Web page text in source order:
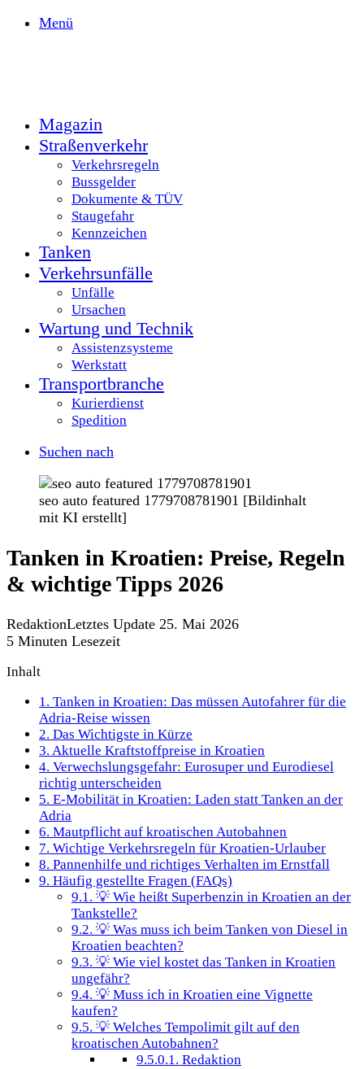
Menü
Magazin
Straßenverkehr
Verkehrsregeln
Bussgelder
Dokumente & TÜV
Staugefahr
Kennzeichen
Tanken
Verkehrsunfälle
Unfälle
Ursachen
Wartung und Technik
Assistenzsysteme
Werkstatt
Transportbranche
Kurierdienst
Spedition
Suchen nach
seo auto featured 1779708781901 [Bildinhalt
mit KI erstellt]
Tanken in Kroatien: Preise, Regeln
& wichtige Tipps 2026
RedaktionLetztes Update 25. Mai 2026
5 Minuten Lesezeit
Inhalt
1. Tanken in Kroatien: Das müssen Autofahrer für die
Adria-Reise wissen
2. Das Wichtigste in Kürze
3. Aktuelle Kraftstoffpreise in Kroatien
4. Verwechslungsgefahr: Eurosuper und Eurodiesel
richtig unterscheiden
5. E-Mobilität in Kroatien: Laden statt Tanken an der
Adria
6. Mautpflicht auf kroatischen Autobahnen
7. Wichtige Verkehrsregeln für Kroatien-Urlauber
8. Pannenhilfe und richtiges Verhalten im Ernstfall
9. Häufig gestellte Fragen (FAQs)
9.1. 💡 Wie heißt Superbenzin in Kroatien an der
Tankstelle?
9.2. 💡 Was muss ich beim Tanken von Diesel in
Kroatien beachten?
9.3. 💡 Wie viel kostet das Tanken in Kroatien
ungefähr?
9.4. 💡 Muss ich in Kroatien eine Vignette
kaufen?
9.5. 💡 Welches Tempolimit gilt auf den
kroatischen Autobahnen?
9.5.0.1. Redaktion